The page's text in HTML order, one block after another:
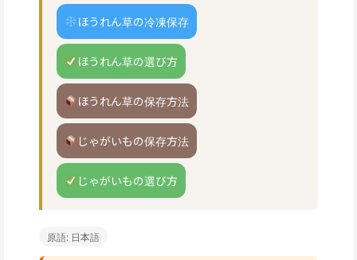
ほうれん草の冷凍保存
ほうれん草の選び方
ほうれん草の保存方法
じゃがいもの保存方法
じゃがいもの選び方
原語: 日本語